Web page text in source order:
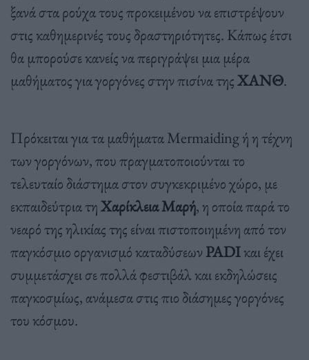
ξανά στα ρούχα τους προκειμένου να επιστρέψουν
στις καθημερινές τους δραστηριότητες. Κάπως έτσι
θα μπορούσε κανείς να περιγράψει μια μέρα
μαθήματος για γοργόνες στην πισίνα τηςΧΑΝΘ.
Πρόκειται για τα μαθήματα Mermaiding ή η τέχνη
των γοργόνων, που πραγματοποιούνται το
τελευταίο διάστημα στον συγκεκριμένο χώρο, με
εκπαιδεύτρια τηΧαρίκλεια Μαρή, η οποία παρά το
νεαρό της ηλικίας της είναι πιστοποιημένη από τον
παγκόσμιο οργανισμό καταδύσεωνPADIκαι έχει
συμμετάσχει σε πολλά φεστιβάλ και εκδηλώσεις
παγκοσμίως, ανάμεσα στις πιο διάσημες γοργόνες
του κόσμου.